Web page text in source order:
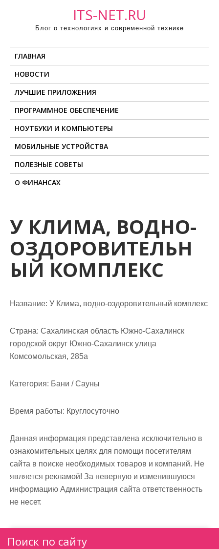
ITS-NET.RU
Блог о технологиях и современной технике
ГЛАВНАЯ
НОВОСТИ
ЛУЧШИЕ ПРИЛОЖЕНИЯ
ПРОГРАММНОЕ ОБЕСПЕЧЕНИЕ
НОУТБУКИ И КОМПЬЮТЕРЫ
МОБИЛЬНЫЕ УСТРОЙСТВА
ПОЛЕЗНЫЕ СОВЕТЫ
О ФИНАНСАХ
У КЛИМА, ВОДНО-
ОЗДОРОВИТЕЛЬН
ЫЙ КОМПЛЕКС
Название: У Клима, водно-оздоровительный комплекс
Страна: Сахалинская область Южно-Сахалинск
городской округ Южно-Сахалинск улица
Комсомольская, 285а
Категория: Бани / Сауны
Время работы: Круглосуточно
Данная информация представлена исключительно в
ознакомительных целях для помощи посетителям
сайта в поиске необходимых товаров и компаний. Не
является рекламой! За неверную и изменившуюся
информацию Администрация сайта ответственность
не несет.
Поиск по сайту